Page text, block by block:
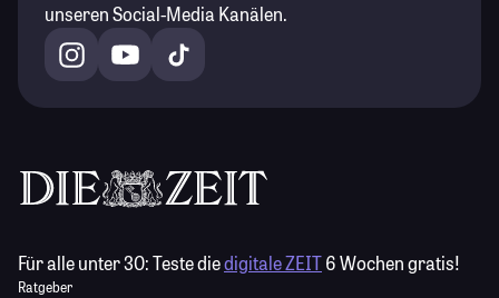
unseren Social-Media Kanälen.
Für alle unter 30:Teste diedigitale ZEIT6 Wochen gratis!
Ratgeber